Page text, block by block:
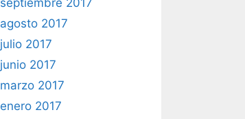
septiembre 2017
agosto 2017
julio 2017
junio 2017
marzo 2017
enero 2017